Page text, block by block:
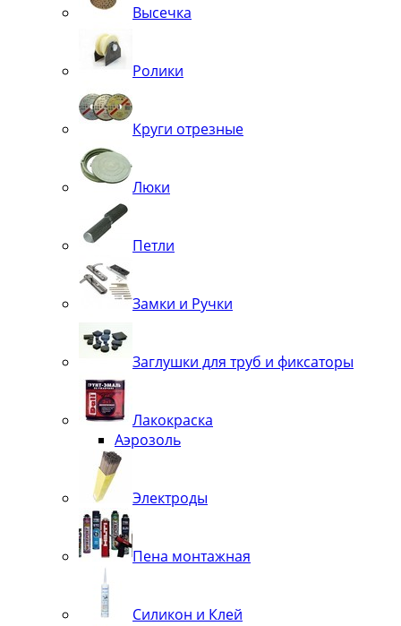
Высечка
Ролики
Круги отрезные
Люки
Петли
Замки и Ручки
Заглушки для труб и фиксаторы
Лакокраска
Аэрозоль
Электроды
Пена монтажная
Силикон и Клей